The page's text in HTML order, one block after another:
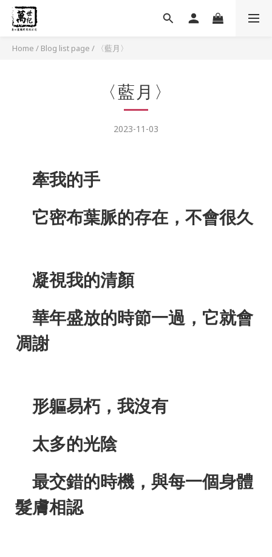
Home / Blog list page / 〈藍月〉
〈藍月〉
2023-11-03
牽我的手
它密布葉脈的存在，不會很久
凝視我的清顏
華年盛放的時節一過，它就會
凋謝
形軀易朽，我沒有
太多的光陰
最交錯的時機，與每一個身體
髮膚相認